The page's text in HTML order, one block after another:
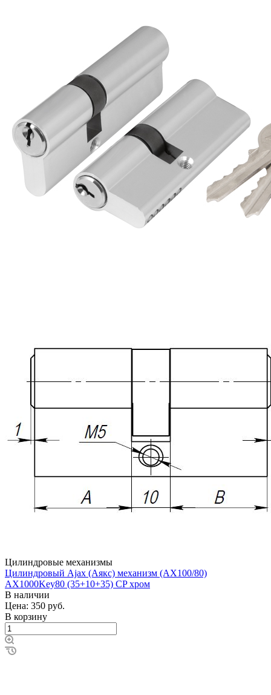
Цилиндровые механизмы
Цилиндровый Ajax (Аякс) механизм (AX100/80)
AX1000Key80 (35+10+35) CP хром
В наличии
Цена: 350 руб.
В корзину